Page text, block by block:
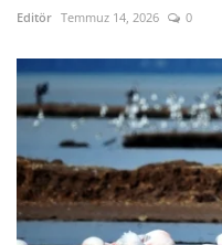
Editör Temmuz 14, 2026 0